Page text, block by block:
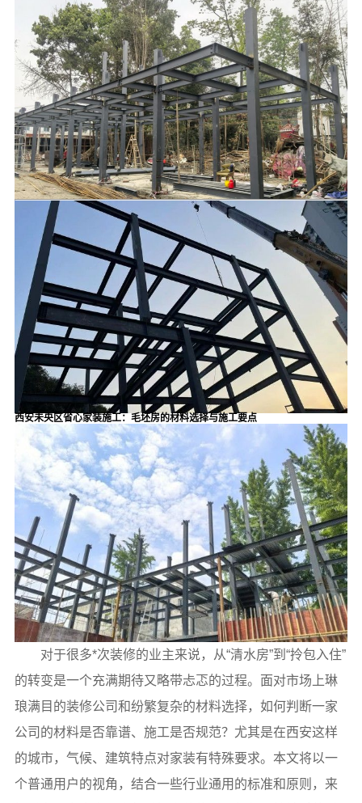
西安未央区省心家装施工：毛坯房的材料选择与施工要点
对于很多*次装修的业主来说，从“清水房”到“拎包入住”
的转变是一个充满期待又略带忐忑的过程。面对市场上琳
琅满目的装修公司和纷繁复杂的材料选择，如何判断一家
公司的材料是否靠谱、施工是否规范？尤其是在西安这样
的城市，气候、建筑特点对家装有特殊要求。本文将以一
个普通用户的视角，结合一些行业通用的标准和原则，来